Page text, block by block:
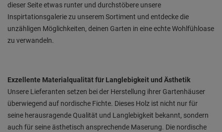
dieser Seite etwas runter und durchstöbere unsere
Inspirtationsgalerie zu unserem Sortiment und entdecke die
unzähligen Möglichkeiten, deinen Garten in eine echte Wohlfühloase
zu verwandeln.
Exzellente Materialqualität für Langlebigkeit und Ästhetik
Unsere Lieferanten setzen bei der Herstellung ihrer Gartenhäuser
überwiegend auf nordische Fichte. Dieses Holz ist nicht nur für
seine herausragende Qualität und Langlebigkeit bekannt, sondern
auch für seine ästhetisch ansprechende Maserung. Die nordische